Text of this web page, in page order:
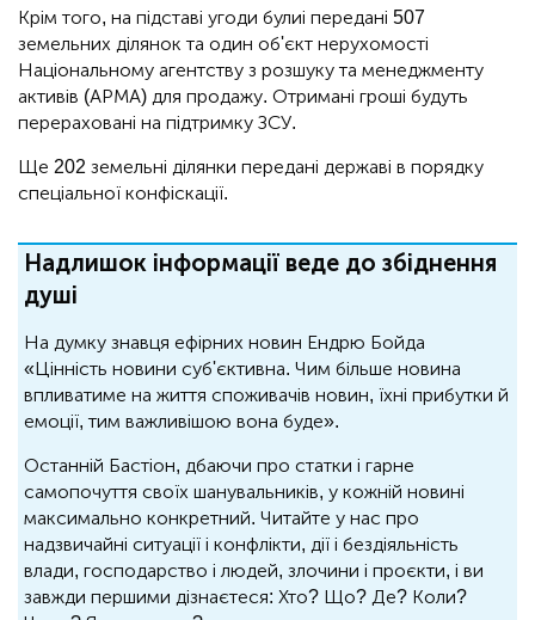
Крім того, на підставі угоди булиі передані 507
земельних ділянок та один об'єкт нерухомості
Національному агентству з розшуку та менеджменту
активів (АРМА) для продажу. Отримані гроші будуть
перераховані на підтримку ЗСУ.
Ще 202 земельні ділянки передані державі в порядку
спеціальної конфіскації.
Надлишок інформації веде до збіднення
душі
На думку знавця ефірних новин Ендрю Бойда
«Цінність новини суб'єктивна. Чим більше новина
впливатиме на життя споживачів новин, їхні прибутки й
емоції, тим важливішою вона буде».
Останній Бастіон, дбаючи про статки і гарне
самопочуття своїх шанувальників, у кожній новині
максимально конкретний. Читайте у нас про
надзвичайні ситуації і конфлікти, дії і бездіяльність
влади, господарство і людей, злочини і проєкти, і ви
завжди першими дізнаєтеся: Хто? Що? Де? Коли?